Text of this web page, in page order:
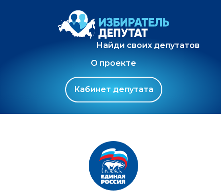
Найди своих депутатов
О проекте
Кабинет депутата